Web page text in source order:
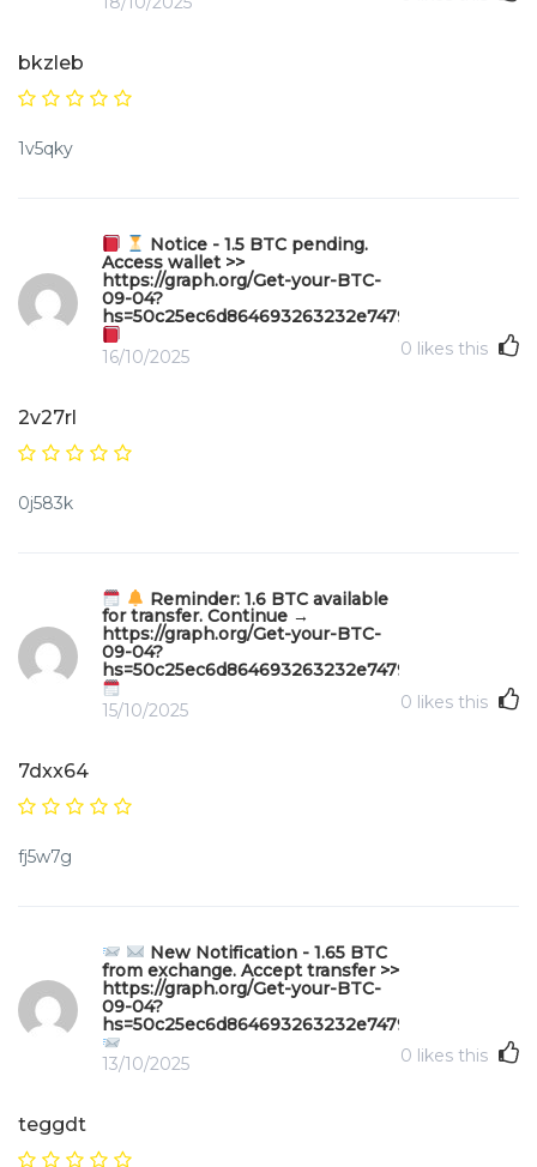
bkzleb
1v5qky
Notice - 1.5 BTC pending.
Access wallet >>
https://graph.org/Get-your-BTC-
09-04?
hs=50c25ec6d864693263232e747970b49f&
16/10/2025
0 likes this
2v27rl
0j583k
Reminder: 1.6 BTC available
for transfer. Continue →
https://graph.org/Get-your-BTC-
09-04?
hs=50c25ec6d864693263232e747970b49f&
15/10/2025
0 likes this
7dxx64
fj5w7g
New Notification - 1.65 BTC
from exchange. Accept transfer >>
https://graph.org/Get-your-BTC-
09-04?
hs=50c25ec6d864693263232e747970b49f&
13/10/2025
0 likes this
teggdt